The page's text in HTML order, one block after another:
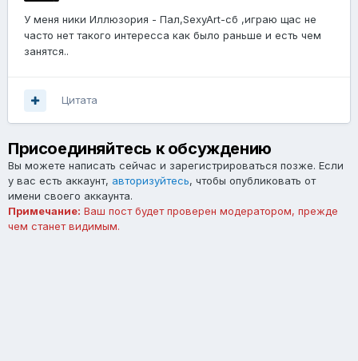
У меня ники Иллюзория - Пал,SexyArt-сб ,играю щас не
часто нет такого интересса как было раньше и есть чем
занятся..
Цитата
Присоединяйтесь к обсуждению
Вы можете написать сейчас и зарегистрироваться позже. Если
у вас есть аккаунт, авторизуйтесь, чтобы опубликовать от
имени своего аккаунта.
Примечание: Ваш пост будет проверен модератором, прежде
чем станет видимым.